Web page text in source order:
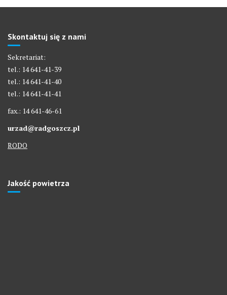
Skontaktuj się z nami
Sekretariat:
tel.: 14 641-41-39
tel.: 14 641-41-40
tel.: 14 641-41-41
fax.: 14 641-46-61
urzad@radgoszcz.pl
RODO
Jakość powietrza